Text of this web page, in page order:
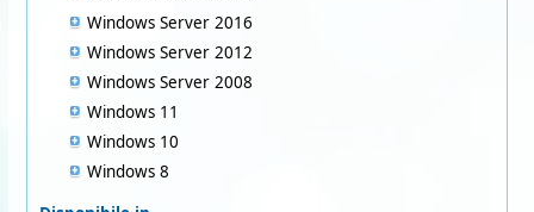
Windows Server 2016
Windows Server 2012
Windows Server 2008
Windows 11
Windows 10
Windows 8